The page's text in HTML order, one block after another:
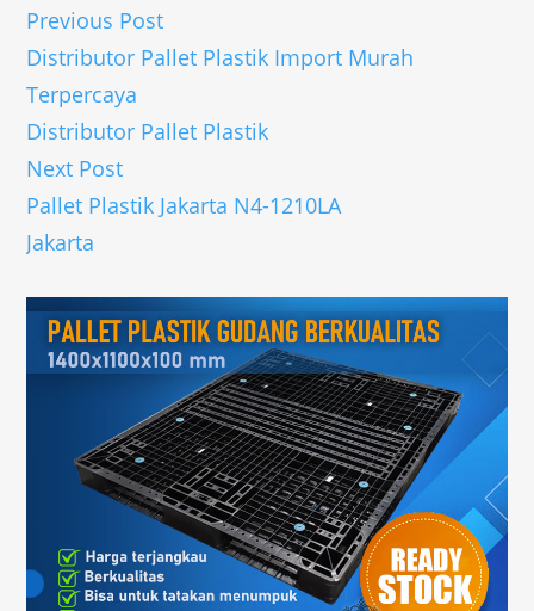
Previous Post
Distributor Pallet Plastik Import Murah
Terpercaya
Distributor Pallet Plastik
Next Post
Pallet Plastik Jakarta N4-1210LA
Jakarta